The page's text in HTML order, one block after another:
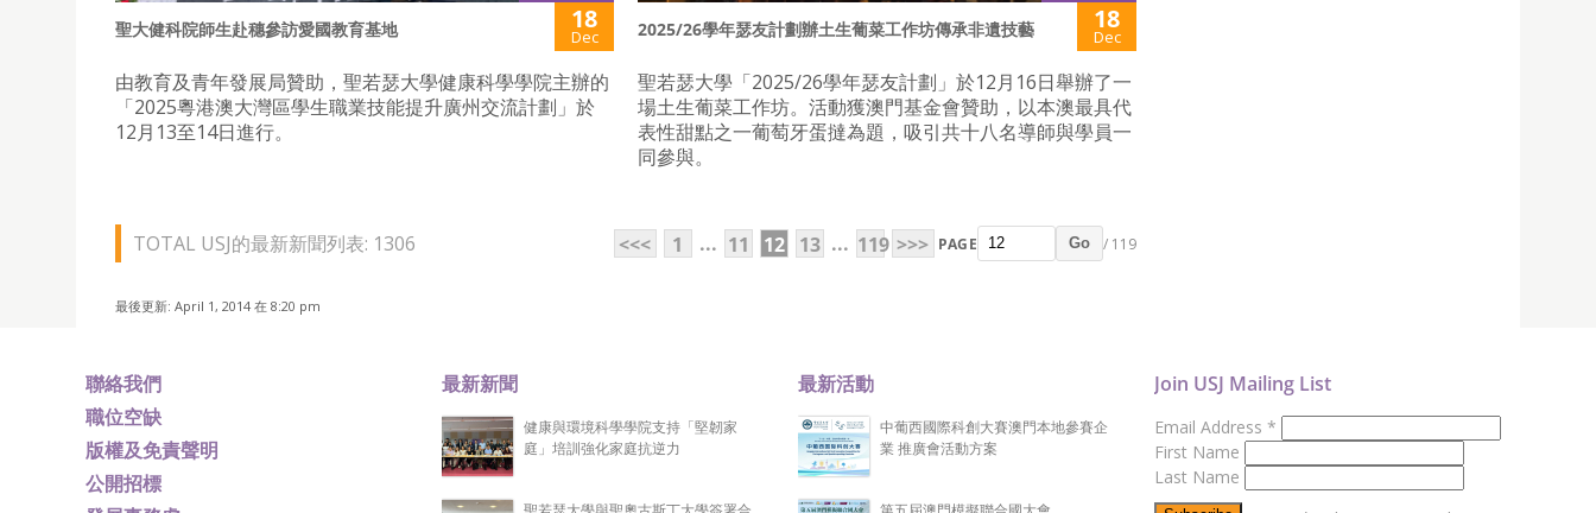
聖大健科院師生赴穗參訪愛國教育基地 18
Dec
由教育及青年發展局贊助，聖若瑟大學健康科學學院主辦的
「2025粵港澳大灣區學生職業技能提升廣州交流計劃」於
12月13至14日進行。
2025/26學年瑟友計劃辦土生葡菜工作坊傳承非遺技藝 18
Dec
聖若瑟大學「2025/26學年瑟友計劃」於12月16日舉辦了一
場土生葡菜工作坊。活動獲澳門基金會贊助，以本澳最具代
表性甜點之一葡萄牙蛋撻為題，吸引共十八名導師與學員一
同參與。
TOTAL USJ的最新新聞列表: 1306 <<< 1 ... 11 12 13 ... 119 >>> PAGE Go / 119
最後更新: April 1, 2014 在 8:20 pm
聯絡我們
職位空缺
版權及免責聲明
公開招標
最新新聞
健康與環境科學學院支持「堅韌家
庭」培訓強化家庭抗逆力
最新活動
中葡西國際科創大賽澳門本地參賽企
業 推廣會活動方案
Join USJ Mailing List
Email Address *
First Name
Last Name